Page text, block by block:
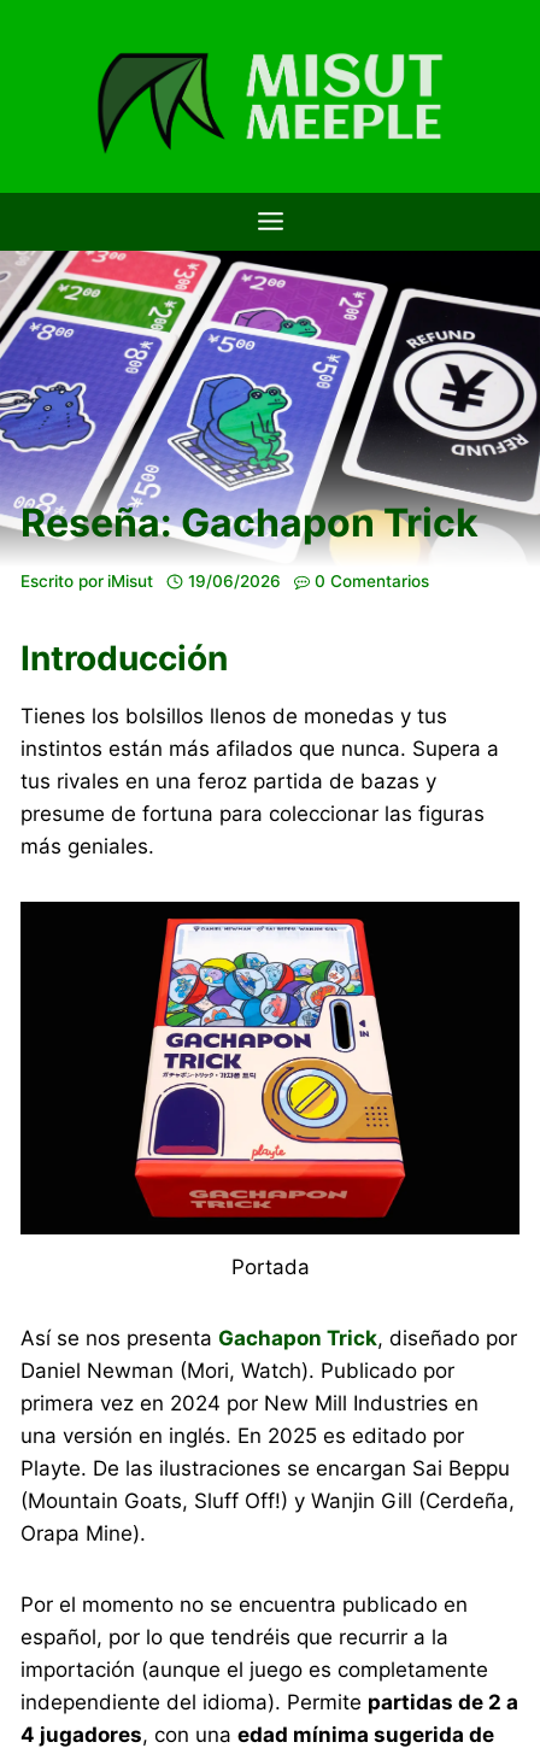
Reseña: Gachapon Trick
Escrito por iMisut 19/06/2026 0 Comentarios
Introducción
Tienes los bolsillos llenos de monedas y tus
instintos están más afilados que nunca. Supera a
tus rivales en una feroz partida de bazas y
presume de fortuna para coleccionar las figuras
más geniales.
Portada
Así se nos presentaGachapon Trick, diseñado por
Daniel Newman (Mori, Watch). Publicado por
primera vez en 2024 por New Mill Industries en
una versión en inglés. En 2025 es editado por
Playte. De las ilustraciones se encargan Sai Beppu
(Mountain Goats, Sluff Off!) y Wanjin Gill (Cerdeña,
Orapa Mine).
Por el momento no se encuentra publicado en
español, por lo que tendréis que recurrir a la
importación (aunque el juego es completamente
independiente del idioma). Permite partidas de 2 a
4 jugadores, con unaedad mínima sugerida de